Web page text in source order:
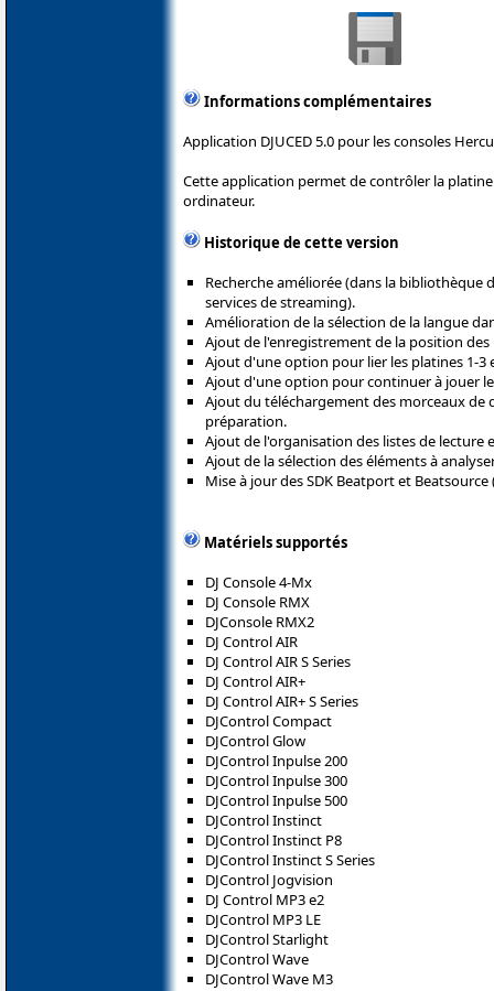
Informations complémentaires
Application DJUCED 5.0 pour les consoles
Cette application permet de contrôler la
ordinateur.
Historique de cette version
Recherche améliorée (dans la bibliothèque
services de streaming).
Amélioration de la sélection de la langue
Ajout de l'enregistrement de la position des
Ajout d'une option pour lier les platines 1-3
Ajout d'une option pour continuer à jouer
Ajout du téléchargement des morceaux
préparation.
Ajout de l'organisation des listes de lecture
Ajout de la sélection des éléments à
Mise à jour des SDK Beatport et Beatsource
Matériels supportés
DJ Console 4-Mx
DJ Console RMX
DJConsole RMX2
DJ Control AIR
DJ Control AIR S Series
DJ Control AIR+
DJ Control AIR+ S Series
DJControl Compact
DJControl Glow
DJControl Inpulse 200
DJControl Inpulse 300
DJControl Inpulse 500
DJControl Instinct
DJControl Instinct P8
DJControl Instinct S Series
DJControl Jogvision
DJ Control MP3 e2
DJControl MP3 LE
DJControl Starlight
DJControl Wave
DJControl Wave M3